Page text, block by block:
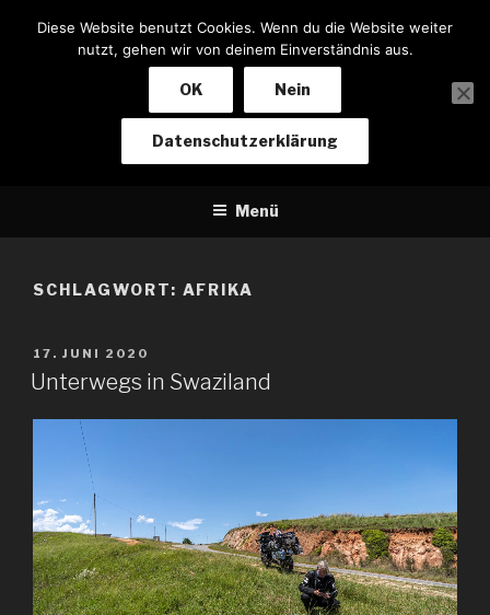
Inhalt
NOTIZEN EINES BIKERS
Menü
SCHLAGWORT: AFRIKA
VERÖFFENTLICHT
AM
17. JUNI 2020
Unterwegs in Swaziland
Diese Website benutzt Cookies. Wenn du die Website weiter
nutzt, gehen wir von deinem Einverständnis aus.
OK Nein
Datenschutzerklärung